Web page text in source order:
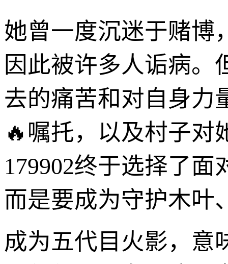
她曾一度沉迷于赌博
因此被许多人诟病。
去的痛苦和对自身力
🔥嘱托，以及村子对
179902终于选择了
而是要成为守护木叶
成为五代目火影，意